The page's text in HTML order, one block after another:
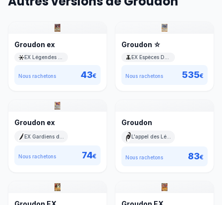
Groudon ex
Nous rachetons 43€
Groudon ☆
Nous rachetons 535€
Groudon ex
Nous rachetons 74€
Groudon
Nous rachetons 83€